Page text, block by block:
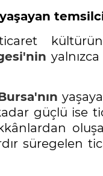
yalnızca
güçlü ise
süregelen